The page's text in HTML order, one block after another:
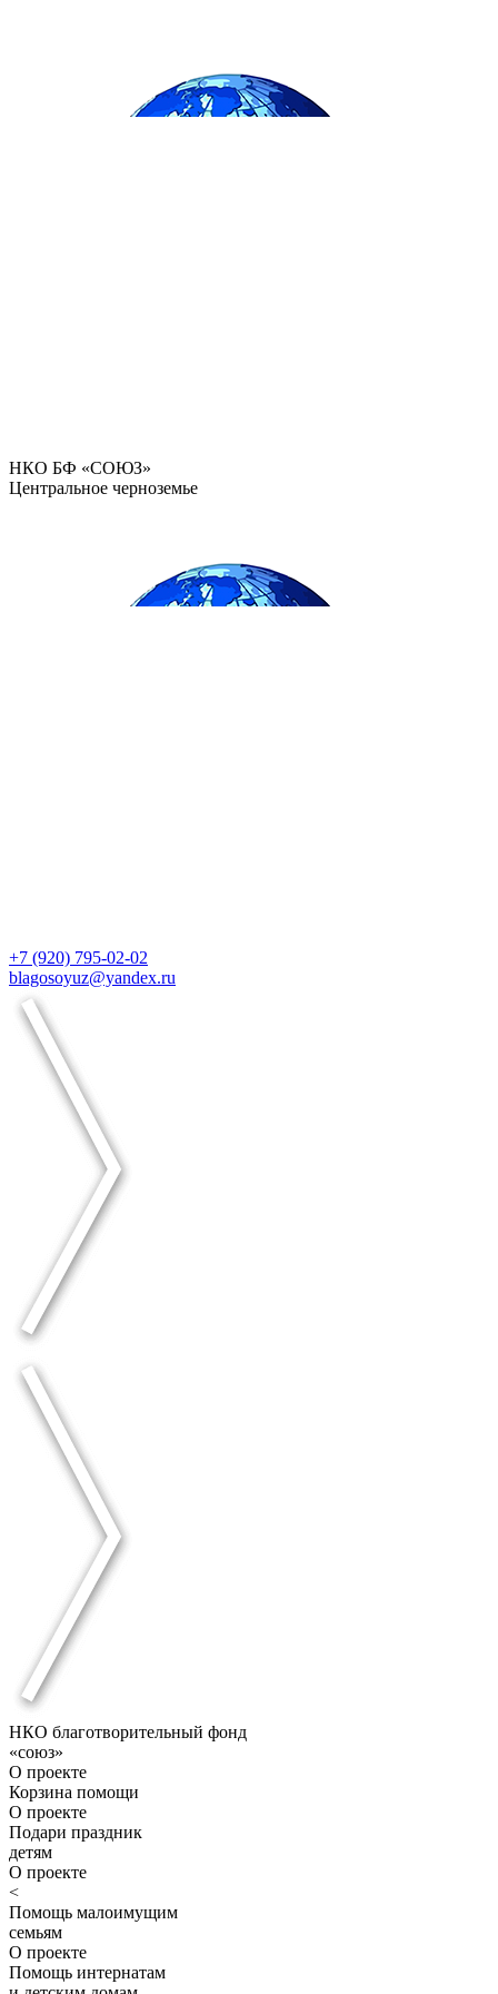
НКО БФ «СОЮЗ»
Центральное черноземье
+7 (920) 795-02-02
blagosoyuz@yandex.ru
НКО благотворительный фонд
«союз»
О проекте
Корзина помощи
О проекте
Подари праздник
детям
О проекте
<
Помощь малоимущим
семьям
О проекте
Помощь интернатам